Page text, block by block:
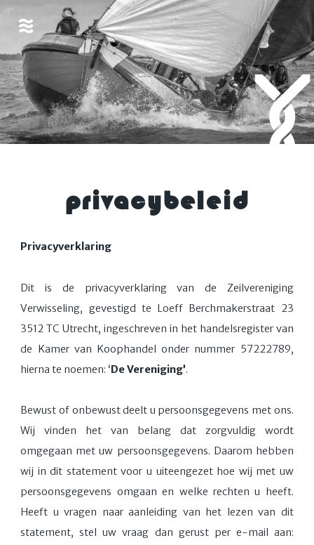
privacybeleid
Privacyverklaring
Dit is de privacyverklaring van de Zeilvereniging
Verwisseling, gevestigd te Loeff Berchmakerstraat 23
3512 TC Utrecht, ingeschreven in het handelsregister van
de Kamer van Koophandel onder nummer 57222789,
hierna te noemen: ‘De Vereniging’.
Bewust of onbewust deelt u persoonsgegevens met ons.
Wij vinden het van belang dat zorgvuldig wordt
omgegaan met uw persoonsgegevens. Daarom hebben
wij in dit statement voor u uiteengezet hoe wij met uw
persoonsgegevens omgaan en welke rechten u heeft.
Heeft u vragen naar aanleiding van het lezen van dit
statement, stel uw vraag dan gerust per e-mail aan: